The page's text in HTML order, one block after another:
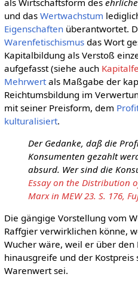
und das Wertwachstum
Eigenschaftenüberantwortet.
Warenfetischismusdas Wort
Kapitalbildung als Verstoß
aufgefasst (siehe auch
Mehrwertals Maßgabe der
Reichtumsbildung im
mit seiner Preisform, dem
kulturalisiert.
Der Gedanke, daß die
Konsumenten gezahlt
absurd. Wer sind die
Essay on the Distribution
Marx in MEW 23. S. 176,
Die gängige Vorstellung vom
Raffgier verwirklichen könne,
Wucher wäre, weil er über
hinausgreife und der Kostpreis
Warenwert sei.